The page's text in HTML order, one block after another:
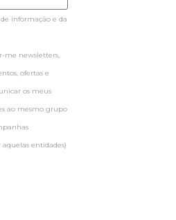
informação e da
me newsletters,
ofertas e
os meus
ao mesmo grupo
entidades)